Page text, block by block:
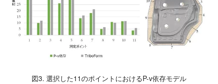
図3. 選択した11のポイントにおけるP-v依存モデル